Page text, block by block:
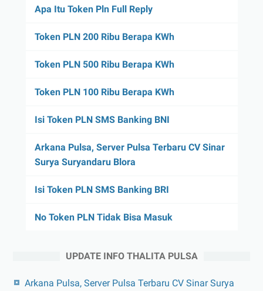
Apa Itu Token Pln Full Reply
Token PLN 200 Ribu Berapa KWh
Token PLN 500 Ribu Berapa KWh
Token PLN 100 Ribu Berapa KWh
Isi Token PLN SMS Banking BNI
Arkana Pulsa, Server Pulsa Terbaru CV Sinar
Surya Suryandaru Blora
Isi Token PLN SMS Banking BRI
No Token PLN Tidak Bisa Masuk
UPDATE INFO THALITA PULSA
Arkana Pulsa, Server Pulsa Terbaru CV Sinar Surya